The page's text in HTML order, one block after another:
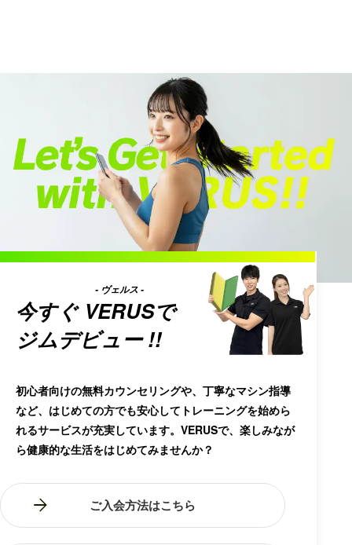
今すぐ VERUS
- ヴェルス -
で
ジムデビュー !!
初心者向けの無料カウンセリングや、丁寧なマシン指導
など、はじめての方でも安心してトレーニングを始めら
れるサービスが充実しています。VERUSで、楽しみなが
ら健康的な生活をはじめてみませんか？
ご入会方法はこちら